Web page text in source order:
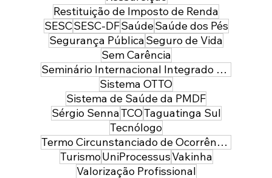
Restituição de Imposto de Renda
SESCSESC-DFSaúdeSaúde dos Pés
Segurança PúblicaSeguro de Vida
Sem Carência
Seminário Internacional Integrado de Segurança Pública e Defesa
Sistema OTTO
Sistema de Saúde da PMDF
Sérgio SennaTCOTaguatinga Sul
Tecnólogo
Termo Circunstanciado de Ocorrência
TurismoUniProcessusVakinha
Valorização Profissional